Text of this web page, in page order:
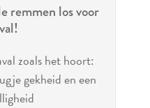
remmen los voor
zoals het hoort:
gekheid en een